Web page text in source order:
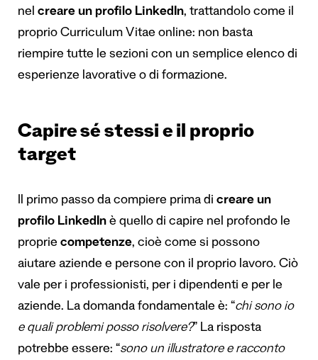
nel creare un profilo LinkedIn, trattandolo come il
proprio Curriculum Vitae online: non basta
riempire tutte le sezioni con un semplice elenco di
esperienze lavorative o di formazione.
Capire sé stessi e il proprio
target
Il primo passo da compiere prima di creare un
profilo LinkedIn è quello di capire nel profondo le
proprie competenze, cioè come si possono
aiutare aziende e persone con il proprio lavoro. Ciò
vale per i professionisti, per i dipendenti e per le
aziende. La domanda fondamentale è: “chi sono io
e quali problemi posso risolvere?” La risposta
potrebbe essere: “sono un illustratore e racconto